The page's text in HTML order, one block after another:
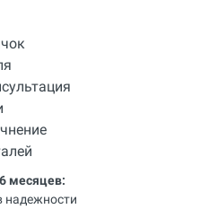
месяцев:
надежности